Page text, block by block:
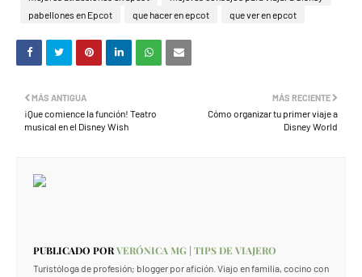
pabellones en Epcot
que hacer en epcot que ver en epcot
MÁS RECIENTE
Cómo organizar tu primer viaje a
Disney World
MÁS ANTIGUA
¡Que comience la función! Teatro
musical en el Disney Wish
PUBLICADO PORVERÓNICA MG | TIPS DE VIAJERO
Turistóloga de profesión; blogger por afición. Viajo en familia, cocino con